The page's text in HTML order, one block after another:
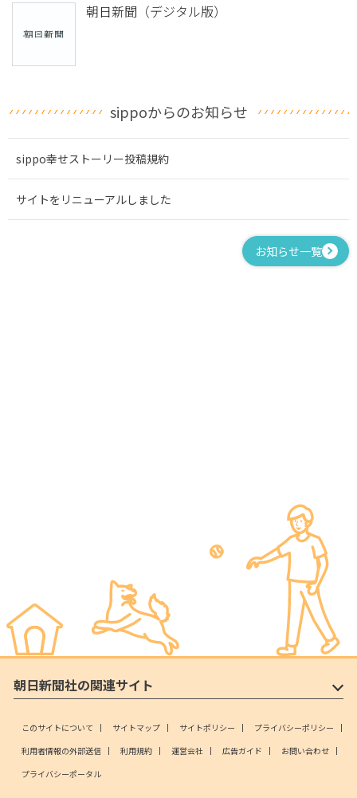
朝日新聞（デジタル版）
sippoからのお知らせ
sippo幸せストーリー投稿規約
サイトをリニューアルしました
お知らせ一覧
朝日新聞社の関連サイト
このサイトについて サイトマップ サイトポリシー
プライバシーポリシー
利用者情報の外部送信
利用規約 運営会社 広告ガイド
お問い合わせ
プライバシーポータル